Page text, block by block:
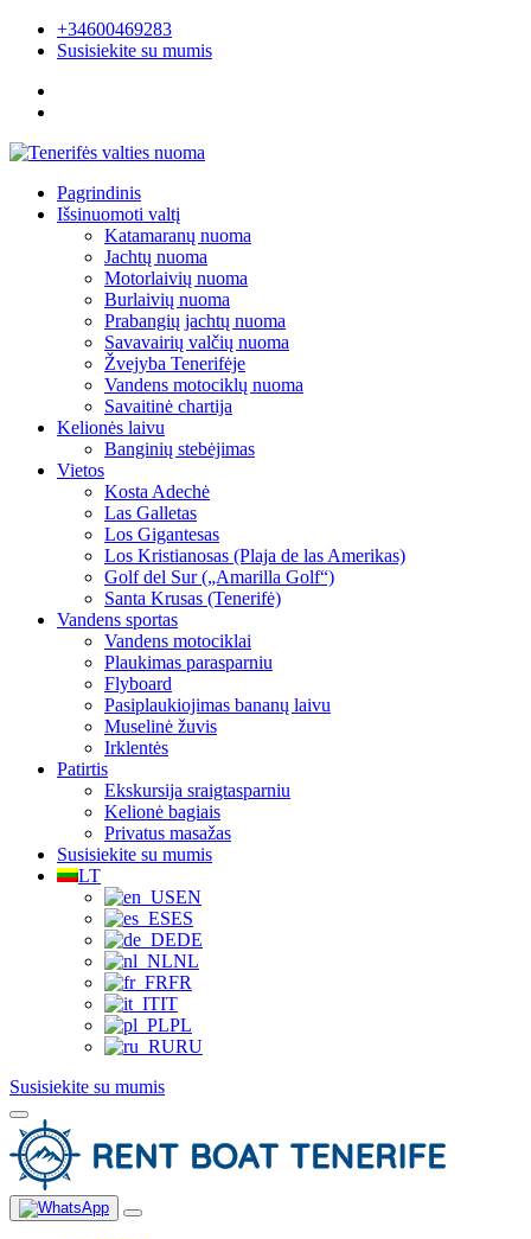
+34600469283
Susisiekite su mumis
Pagrindinis
Išsinuomoti valtį
Katamaranų nuoma
Jachtų nuoma
Motorlaivių nuoma
Burlaivių nuoma
Prabangių jachtų nuoma
Savavairių valčių nuoma
Žvejyba Tenerifėje
Vandens motociklų nuoma
Savaitinė chartija
Kelionės laivu
Banginių stebėjimas
Vietos
Kosta Adechė
Las Galletas
Los Gigantesas
Los Kristianosas (Plaja de las Amerikas)
Golf del Sur („Amarilla Golf“)
Santa Krusas (Tenerifė)
Vandens sportas
Vandens motociklai
Plaukimas parasparniu
Flyboard
Pasiplaukiojimas bananų laivu
Muselinė žuvis
Irklentės
Patirtis
Ekskursija sraigtasparniu
Kelionė bagiais
Privatus masažas
Susisiekite su mumis
LT
EN
ES
DE
NL
FR
IT
PL
RU
Susisiekite su mumis